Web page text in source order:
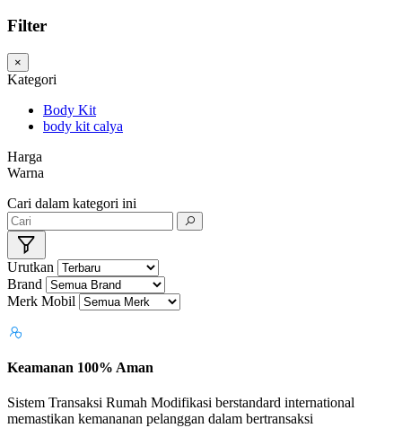
Filter
×
Kategori
Body Kit
body kit calya
Harga
Warna
Cari dalam kategori ini
Urutkan
Brand
Merk Mobil
Keamanan 100% Aman
Sistem Transaksi Rumah Modifikasi berstandard international
memastikan kemananan pelanggan dalam bertransaksi